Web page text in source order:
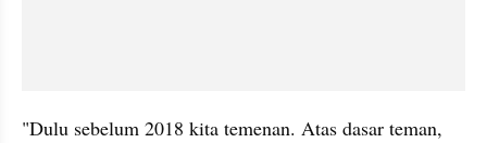
"Dulu sebelum 2018 kita temenan. Atas dasar teman,